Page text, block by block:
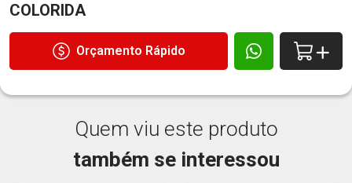
COLORIDA
Orçamento Rápido
Quem viu este produto
também se interessou